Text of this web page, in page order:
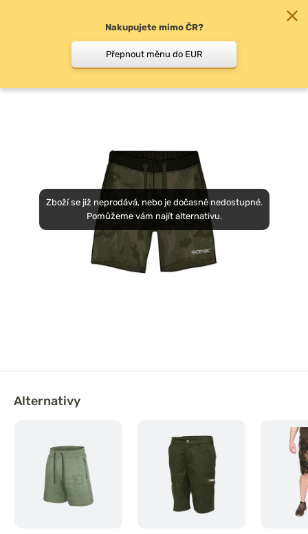
Zboží se již neprodává, nebo je dočasně nedostupné.
Pomůžeme vám najít alternativu.
Alternativy
Nakupujete mimo ČR?
Přepnout měnu do EUR